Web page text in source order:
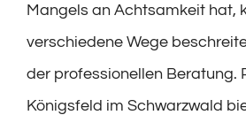
Mangels an Achtsamkeit hat,
verschiedene Wege
der professionellen Beratung.
Königsfeld im Schwarzwald